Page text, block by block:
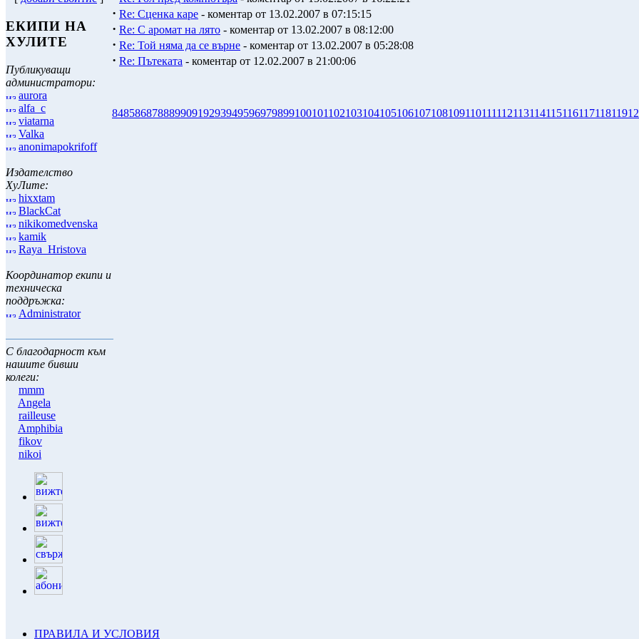
ЕКИПИ НА
ХУЛИТЕ
Публикуващи
администратори:
aurora
alfa_c
viatarna
Valka
anonimapokrifoff
Издателство
ХуЛите:
hixxtam
BlackCat
nikikomedvenska
kamik
Raya_Hristova
Координатор екипи и
техническа
поддръжка:
Administrator
С благодарност към
нашите бивши
колеги:
mmm
Angela
railleuse
Amphibia
fikov
nikoi
· Re: Сценка каре - коментар от 13.02.2007 в 07:15:15
· Re: С аромат на лято - коментар от 13.02.2007 в 08:12:00
· Re: Той няма да се върне - коментар от 13.02.2007 в 05:28:08
· Re: Пътеката - коментар от 12.02.2007 в 21:00:06
84858687888990919293949596979899100101102103104105106107108109110111112113114115116117118119
ПРАВИЛА И УСЛОВИЯ